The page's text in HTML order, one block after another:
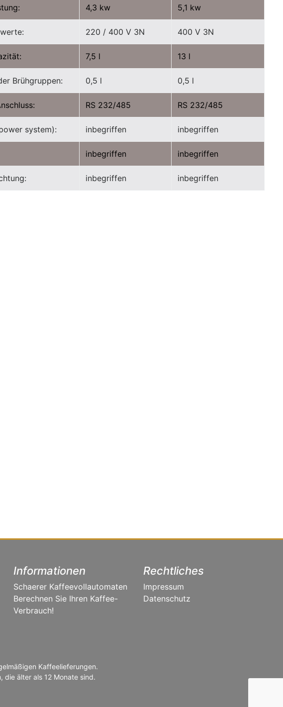
4,3 kw 5,1 kw
220 / 400 V 3N 400 V 3N
7,5 l 13 l
Brühgruppen: 0,5 l 0,5 l
RS 232/485 RS 232/485
system): inbegriffen inbegriffen
inbegriffen inbegriffen
inbegriffen inbegriffen
Informationen
Schaerer Kaffeevollautomaten
Berechnen Sie Ihren Kaffee-
Verbrauch!
Rechtliches
Impressum
Datenschutz
Kaffeelieferungen.
die älter als 12 Monate sind.